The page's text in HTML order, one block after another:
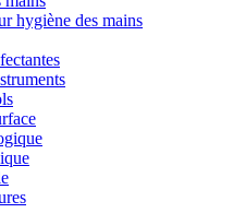
hygiène des mains